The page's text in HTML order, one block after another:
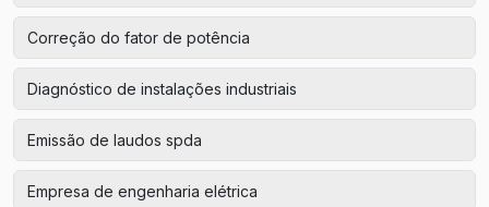
Correção do fator de potência
Diagnóstico de instalações industriais
Emissão de laudos spda
Empresa de engenharia elétrica